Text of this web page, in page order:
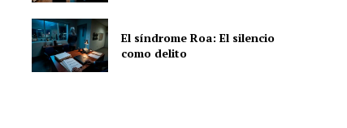
El síndrome Roa: El silencio
como delito